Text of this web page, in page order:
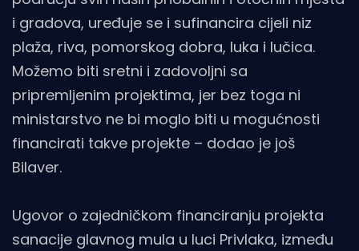
i gradova, uređuje se i sufinancira cijeli niz
plaža, riva, pomorskog dobra, luka i lučica.
Možemo biti sretni i zadovoljni sa
pripremljenim projektima, jer bez toga ni
ministarstvo ne bi moglo biti u mogućnosti
financirati takve projekte – dodao je još
Bilaver.
Ugovor o zajedničkom financiranju projekta
sanacije glavnog mula u luci Privlaka, između